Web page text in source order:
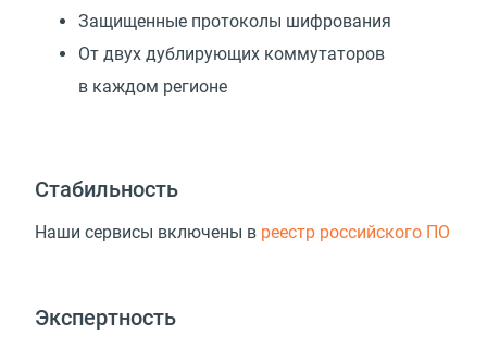
Защищенные протоколы шифрования
От двух дублирующих коммутаторов
в каждом регионе
Стабильность
Наши сервисы включены в реестр российского ПО
Экспертность